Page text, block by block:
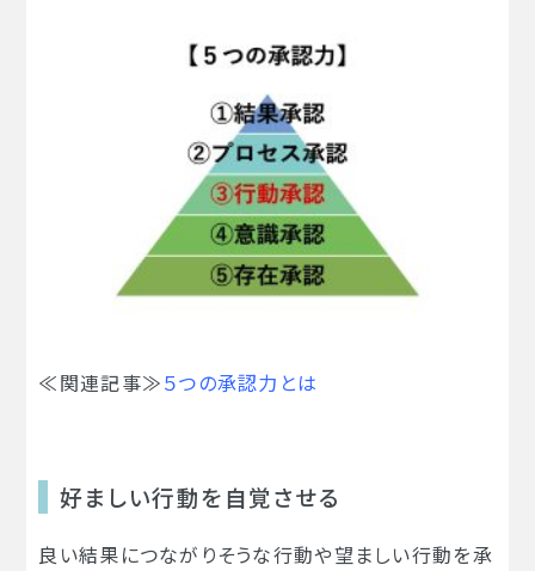
≪関連記事≫５つの承認力とは
好ましい行動を自覚させる
良い結果につながりそうな行動や望ましい行動を承